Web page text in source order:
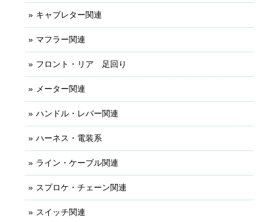
キャブレター関連
マフラー関連
フロント・リア 足回り
メーター関連
ハンドル・レバー関連
ハーネス・電装系
ライン・ケーブル関連
スプロケ・チェーン関連
スイッチ関連